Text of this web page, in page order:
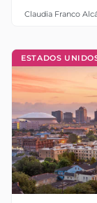
Claudia Franco
ESTADOS